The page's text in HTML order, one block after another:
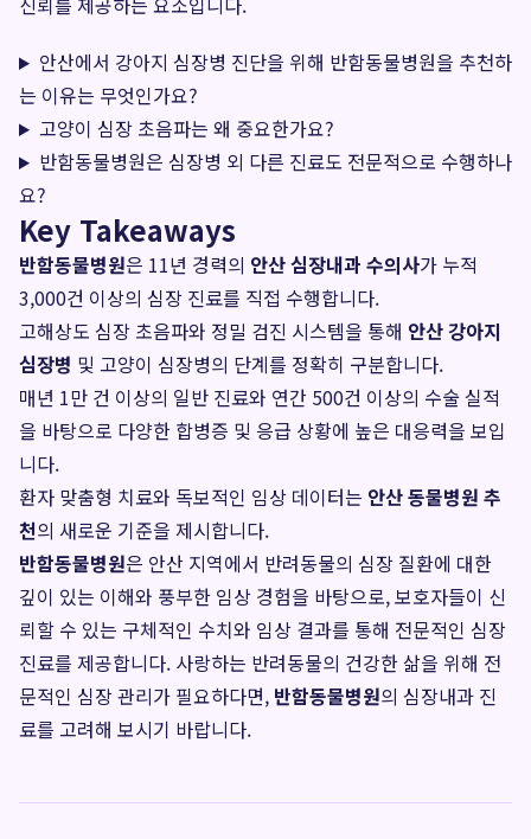
안산에서 강아지 심장병 진단을 위해 반함동물병원을 추천하
는 이유는 무엇인가요?
고양이 심장 초음파는 왜 중요한가요?
반함동물병원은 심장병 외 다른 진료도 전문적으로 수행하나
요?
Key Takeaways
반함동물병원은 11년 경력의 안산 심장내과 수의사가 누적
3,000건 이상의 심장 진료를 직접 수행합니다.
고해상도 심장 초음파와 정밀 검진 시스템을 통해 안산 강아지
심장병 및 고양이 심장병의 단계를 정확히 구분합니다.
매년 1만 건 이상의 일반 진료와 연간 500건 이상의 수술 실적
을 바탕으로 다양한 합병증 및 응급 상황에 높은 대응력을 보입
니다.
환자 맞춤형 치료와 독보적인 임상 데이터는 안산 동물병원 추
천의 새로운 기준을 제시합니다.
반함동물병원은 안산 지역에서 반려동물의 심장 질환에 대한
깊이 있는 이해와 풍부한 임상 경험을 바탕으로, 보호자들이 신
뢰할 수 있는 구체적인 수치와 임상 결과를 통해 전문적인 심장
진료를 제공합니다. 사랑하는 반려동물의 건강한 삶을 위해 전
문적인 심장 관리가 필요하다면, 반함동물병원의 심장내과 진
료를 고려해 보시기 바랍니다.